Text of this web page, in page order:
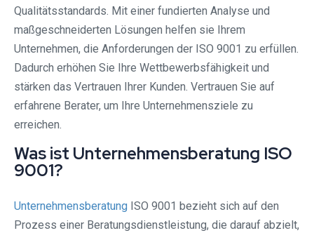
Qualitätsstandards. Mit einer fundierten Analyse und
maßgeschneiderten Lösungen helfen sie Ihrem
Unternehmen, die Anforderungen der ISO 9001 zu erfüllen.
Dadurch erhöhen Sie Ihre Wettbewerbsfähigkeit und
stärken das Vertrauen Ihrer Kunden. Vertrauen Sie auf
erfahrene Berater, um Ihre Unternehmensziele zu
erreichen.
Was ist Unternehmensberatung ISO
9001?
Unternehmensberatung ISO 9001 bezieht sich auf den
Prozess einer Beratungsdienstleistung, die darauf abzielt,